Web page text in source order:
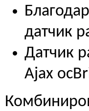
датчик
Датчик
Ajax